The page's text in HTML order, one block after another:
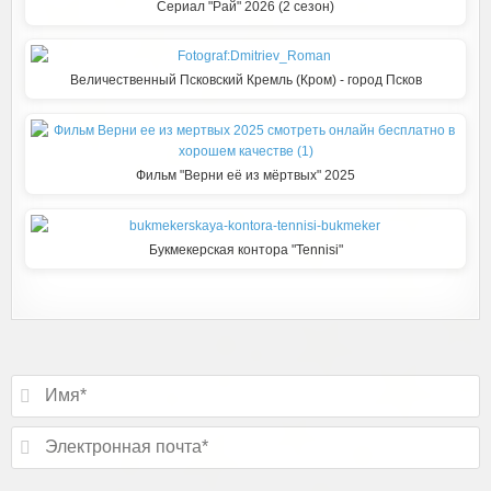
Сериал "Рай" 2026 (2 сезон)
Величественный Псковский Кремль (Кром) - город Псков
Фильм "Верни её из мёртвых" 2025
Букмекерская контора "Tennisi"